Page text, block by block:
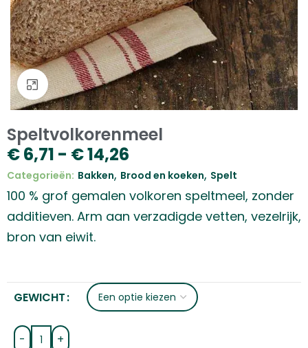
Klik om te vergroten
Speltvolkorenmeel
€6,71 - €14,26
Categorieën: Bakken, Brood en koeken, Spelt
100 % grof gemalen volkoren speltmeel, zonder
additieven. Arm aan verzadigde vetten, vezelrijk,
bron van eiwit.
GEWICHT
-
+